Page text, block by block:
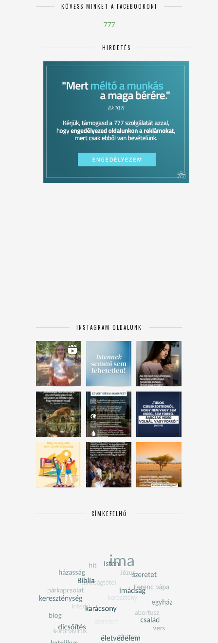
KÖVESS MINKET A FACEBOOKON!
777
HIRDETÉS
INSTAGRAM OLDALUNK
CÍMKEFELHŐ